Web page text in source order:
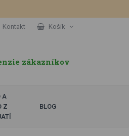
Kontakt Košík
zákazníkov
A
Z
BLOG